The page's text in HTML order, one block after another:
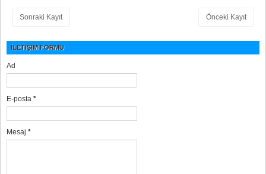
Sonraki Kayıt Önceki Kayıt
İLETIŞIM FORMU
Ad
E-posta*
Mesaj*